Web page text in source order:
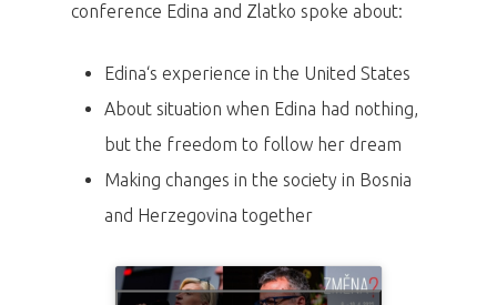
conference Edina and Zlatko spoke about:
Edina‘s experience in the United States
About situation when Edina had nothing,
but the freedom to follow her dream
Making changes in the society in Bosnia
and Herzegovina together